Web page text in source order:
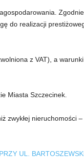
do realizacji
z VAT), a
Miasta Szczecinek.
zwykłej nieruchomości
UL.